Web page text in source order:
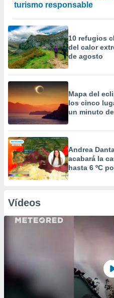
turismo responsable
10 refugios
del calor
de agosto
Mapa del
los cinco
un minuto
Andrea
acabará la
hasta 6 ºC
Vídeos